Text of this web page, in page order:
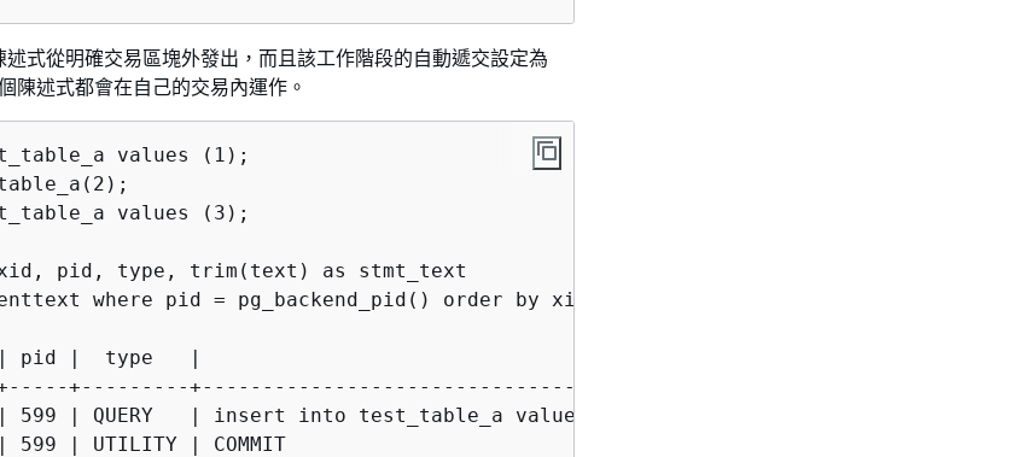
式從明確交易區塊外發出，而且該工作階段的自動遞交設定為
陳述式都會在自己的交易內運作。
values (1);
values (3);
pid, type, trim(text) as stmt_text
where pid = pg_backend_pid() order by xid , starttime , sequence;
| pid |  type   |
+---------
599 | QUERY   | insert into test_table_a values (1);
599 | UTILITY | COMMIT